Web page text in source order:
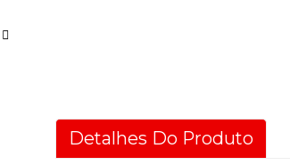
Detalhes Do Produto